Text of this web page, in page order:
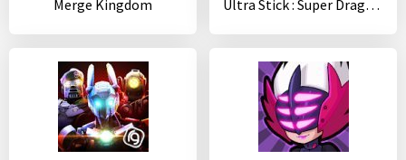
Merge Kingdom Ultra Stick : Super Dragon Fight